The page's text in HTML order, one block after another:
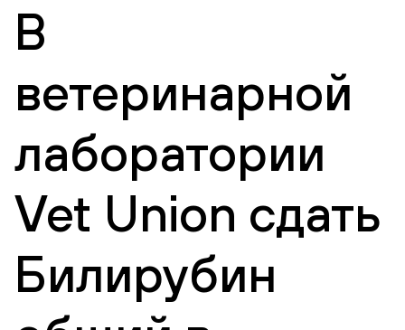
В
ветеринарной
лаборатории
Vet Union сдать
Билирубин